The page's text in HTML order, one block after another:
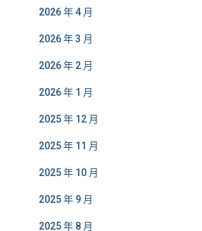
2026 年 4 月
2026 年 3 月
2026 年 2 月
2026 年 1 月
2025 年 12 月
2025 年 11 月
2025 年 10 月
2025 年 9 月
2025 年 8 月